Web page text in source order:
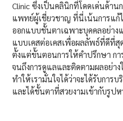
Clinic ซึ่งเป็นคลินิกที่โดดเด่นด้าน
แพทย์ผู้เชี่ยวชาญ ที่นี่เน้นการแก้
ออกแบบชั้นตาเฉพาะบุคคลอย่าง
แบบเคสต่อเคสเพื่อผลลัพธ์ที่ดีที่สุ
ตั้งแต่ขั้นตอนการให้คำปรึกษา ก
จนถึงการดูแลและติดตามผลอย่า
ทำให้เรามั่นใจได้ว่าจะได้รับการ
และได้ชั้นตาที่สวยงามเข้ากับรูป